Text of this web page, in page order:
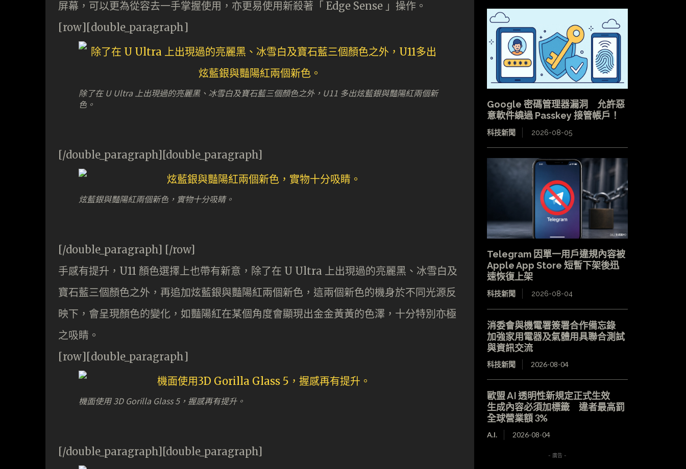
屏幕，可以更為從容去一手掌握使用，亦更易使用新殺著「 Edge Sense 」操作。
[row][double_paragraph]
除了在 U Ultra 上出現過的亮麗黑、冰雪白及寶石藍三個顏色之外，U11 多出炫藍銀與豔陽紅兩個新
色。
[/double_paragraph][double_paragraph]
炫藍銀與豔陽紅兩個新色，實物十分吸睛。
[/double_paragraph] [/row]
手感有提升，U11 顏色選擇上也帶有新意，除了在 U Ultra 上出現過的亮麗黑、冰雪白及
寶石藍三個顏色之外，再追加炫藍銀與豔陽紅兩個新色，這兩個新色的機身於不同光源反
映下，會呈現顏色的變化，如豔陽紅在某個角度會顯現出金金黃黃的色澤，十分特別亦極
之吸睛。
[row][double_paragraph]
機面使用 3D Gorilla Glass 5，握感再有提升。
[/double_paragraph][double_paragraph]
Google 密碼管理器漏洞 允許惡
意軟件繞過 Passkey 接管帳戶！
科技新聞 2026-08-05
Telegram 因單一用戶違規內容被
Apple App Store 短暫下架後迅
速恢復上架
科技新聞 2026-08-04
消委會與機電署簽署合作備忘錄
加強家用電器及氣體用具聯合測試
與資訊交流
科技新聞 2026-08-04
歐盟 AI 透明性新規定正式生效
生成內容必須加標籤 違者最高罰
全球營業額 3%
A.I. 2026-08-04
- 廣告 -